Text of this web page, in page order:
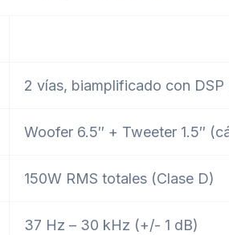
2 vías, biamplificado con
Woofer 6.5″ + Tweeter 1.5″
150W RMS totales (Clase D)
37 Hz – 30 kHz (+/- 1 dB)